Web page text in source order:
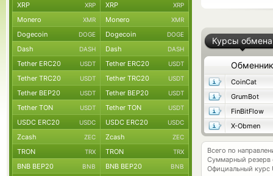
Курсы обмена
Обменник
CoinCat
GrumBot
FinBitFlow
X-Obmen
Всего по
Суммарный резерв
Официальный курс
XRP XRP XRP XRP
Monero XMR Monero XMR
Dogecoin DOGE Dogecoin DOGE
Dash DASH Dash DASH
Tether ERC20 USDT Tether ERC20 USDT
Tether TRC20 USDT Tether TRC20 USDT
Tether BEP20 USDT Tether BEP20 USDT
Tether TON USDT Tether TON USDT
USDC ERC20 USDC USDC ERC20 USDC
Zcash ZEC Zcash ZEC
TRON TRX TRON TRX
BNB BEP20 BNB BNB BEP20 BNB